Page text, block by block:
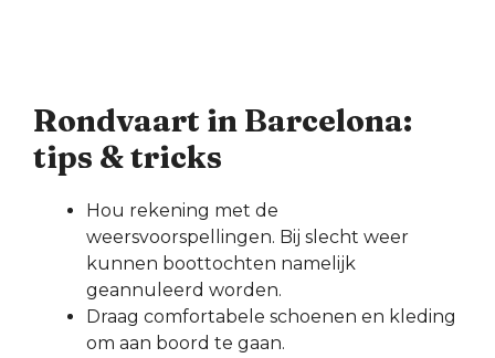
Rondvaart in Barcelona:
tips & tricks
Hou rekening met de
weersvoorspellingen. Bij slecht weer
kunnen boottochten namelijk
geannuleerd worden.
Draag comfortabele schoenen en kleding
om aan boord te gaan.